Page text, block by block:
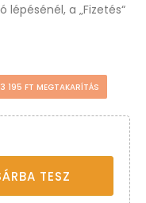
a „Fizetés“
195 FT MEGTAKARÍTÁS
TESZ